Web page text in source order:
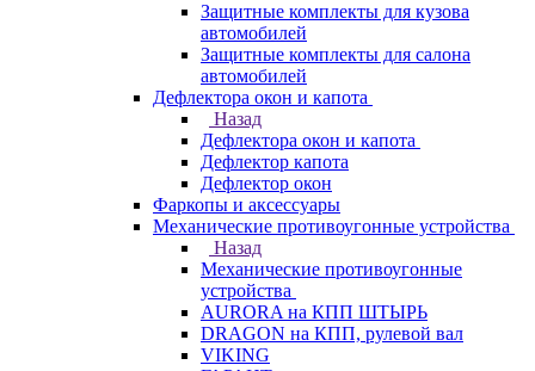
Защитные комплекты для кузова
автомобилей
Защитные комплекты для салона
автомобилей
Дефлектора окон и капота
Назад
Дефлектора окон и капота
Дефлектор капота
Дефлектор окон
Фаркопы и аксессуары
Механические противоугонные устройства
Назад
Механические противоугонные
устройства
AURORA на КПП ШТЫРЬ
DRAGON на КПП, рулевой вал
VIKING